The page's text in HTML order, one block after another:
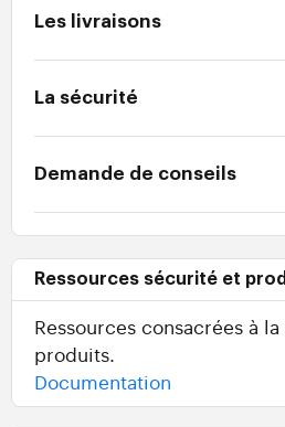
Les livraisons
La sécurité
Demande de conseils
Ressources sécurité et
Ressources consacrées à
produits.
Documentation